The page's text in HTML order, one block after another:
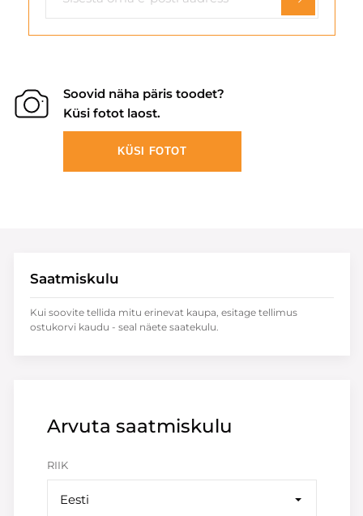
Soovid näha päris toodet?
Küsi fotot laost.
KÜSI FOTOT
Arvuta saatmiskulu
RIIK
Eesti
Saatmiskulu
Kui soovite tellida mitu erinevat kaupa, esitage tellimus
ostukorvi kaudu - seal näete saatekulu.